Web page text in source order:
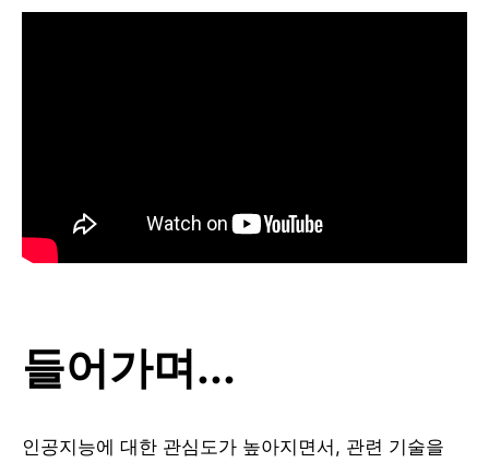
들어가며...
인공지능에 대한 관심도가 높아지면서, 관련 기술을